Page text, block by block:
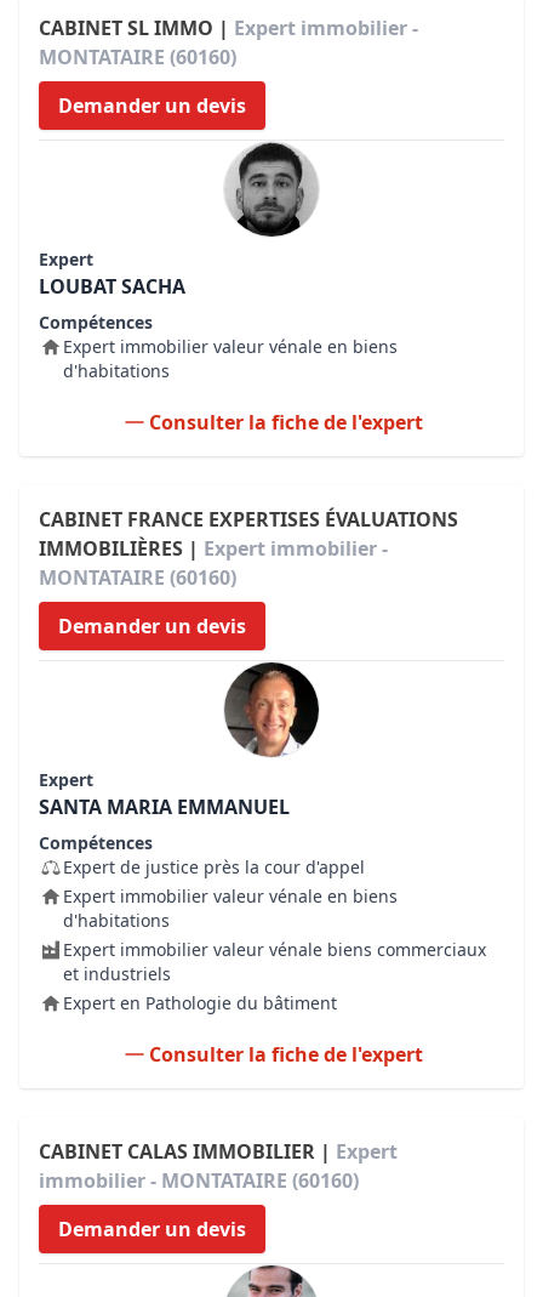
CABINET SL IMMO | Expert immobilier -
MONTATAIRE (60160)
Demander un devis
Expert
LOUBAT SACHA
Compétences
Expert immobilier valeur vénale en biens
d'habitations
Consulter la fiche de l'expert
CABINET FRANCE EXPERTISES ÉVALUATIONS
IMMOBILIÈRES | Expert immobilier -
MONTATAIRE (60160)
Demander un devis
Expert
SANTA MARIA EMMANUEL
Compétences
Expert de justice près la cour d'appel
Expert immobilier valeur vénale en biens
d'habitations
Expert immobilier valeur vénale biens commerciaux
et industriels
Expert en Pathologie du bâtiment
Consulter la fiche de l'expert
CABINET CALAS IMMOBILIER | Expert
immobilier - MONTATAIRE (60160)
Demander un devis